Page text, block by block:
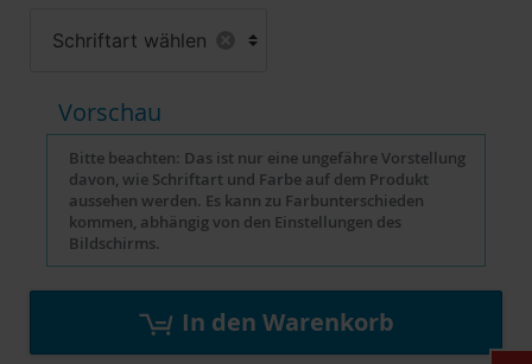
Schriftart wählen
Vorschau
Bitte beachten: Das ist nur eine ungefähre Vorstellung
davon, wie Schriftart und Farbe auf dem Produkt
aussehen werden. Es kann zu Farbunterschieden
kommen, abhängig von den Einstellungen des
Bildschirms.
In den Warenkorb